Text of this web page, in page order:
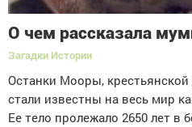
О чем рассказала
Загадки Истории
Останки Мооры,
стали известны на весь мир
Ее тело пролежало 2650 лет в